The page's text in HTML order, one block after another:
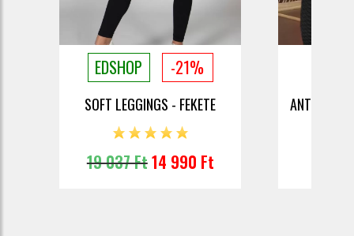
EDSHOP -21%
SOFT LEGGINGS - FEKETE
19 037 Ft14 990 Ft
ANTI-